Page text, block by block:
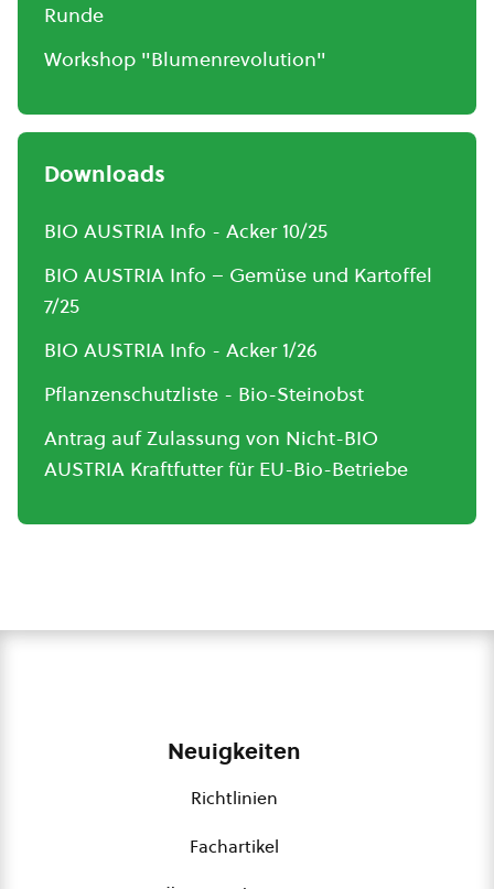
Runde
Workshop "Blumenrevolution"
Downloads
BIO AUSTRIA Info - Acker 10/25
BIO AUSTRIA Info – Gemüse und Kartoffel
7/25
BIO AUSTRIA Info - Acker 1/26
Pflanzenschutzliste - Bio-Steinobst
Antrag auf Zulassung von Nicht-BIO
AUSTRIA Kraftfutter für EU-Bio-Betriebe
Neuigkeiten
Richtlinien
Fachartikel